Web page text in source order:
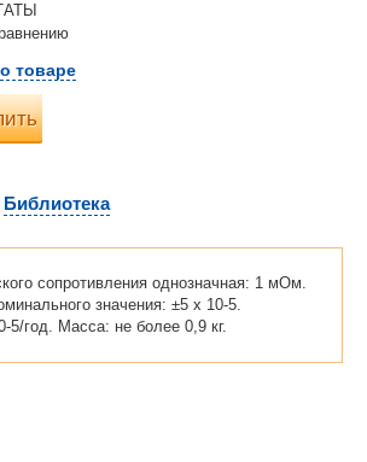
товаре
Библиотека
сопротивления однозначная: 1 мОм.
значения: ±5 х 10-5.
5/год. Масса: не более 0,9 кг.